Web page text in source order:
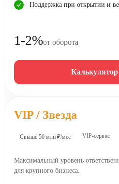
Поддержка при открытии и
1-2%от оборота
VIP / Звезда
Свыше 50 млн ₽/мес VIP-сервис
Максимальный уровень
для крупного бизнеса.